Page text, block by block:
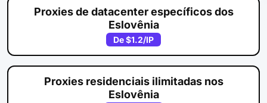
Proxies de datacenter específicos dos
Eslovênia
De$1.2/IP
Proxies residenciais ilimitadas nos
Eslovênia